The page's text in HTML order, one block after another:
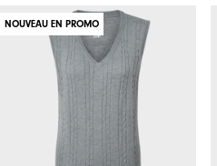
NOUVEAU EN PROMO